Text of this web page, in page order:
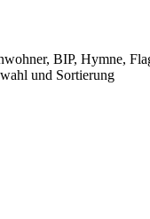
BIP, Hymne,
und Sortierung